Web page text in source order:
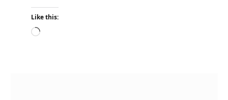
Like this:
L